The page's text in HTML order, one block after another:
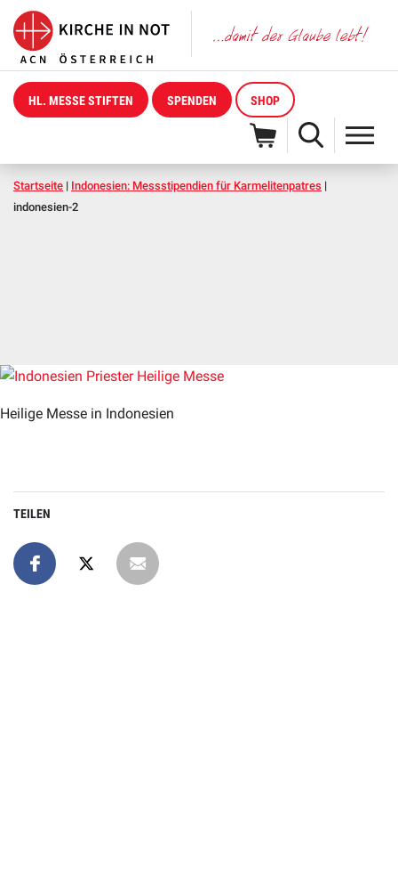
HL. MESSE STIFTEN SPENDEN SHOP
Startseite | Indonesien: Messstipendien für Karmelitenpatres |
indonesien-2
Heilige Messe in Indonesien
TEILEN